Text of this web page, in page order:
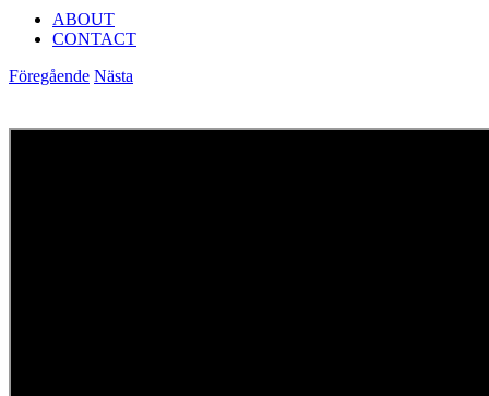
ABOUT
CONTACT
Föregående Nästa